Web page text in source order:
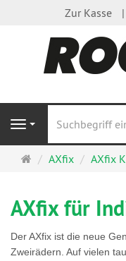
Zur Kasse
Navigation
Startseite
AXfix AXfix
AXfix für
Der AXfix ist die neue
Zweirädern. Auf vielen